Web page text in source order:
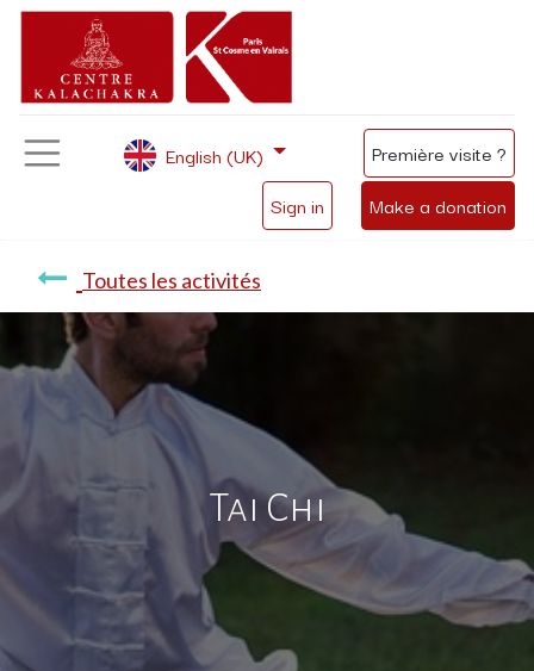
Sign in Make a donation
English (UK) Première visite ?
Toutes les activités
Tai Chi